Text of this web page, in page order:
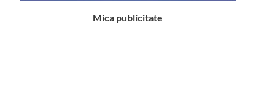
Mica publicitate